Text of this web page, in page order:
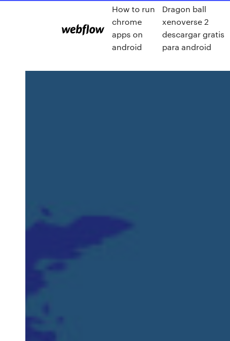
How to run
chrome
apps on
android
Dragon ball
xenoverse 2
descargar gratis
para android